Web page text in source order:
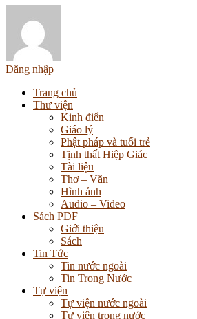
Đăng nhập
Trang chủ
Thư viện
Kinh điển
Giáo lý
Phật pháp và tuổi trẻ
Tịnh thất Hiệp Giác
Tài liệu
Thơ – Văn
Hình ảnh
Audio – Video
Sách PDF
Giới thiệu
Sách
Tin Tức
Tin nước ngoài
Tin Trong Nước
Tự viện
Tự viện nước ngoài
Tự viện trong nước